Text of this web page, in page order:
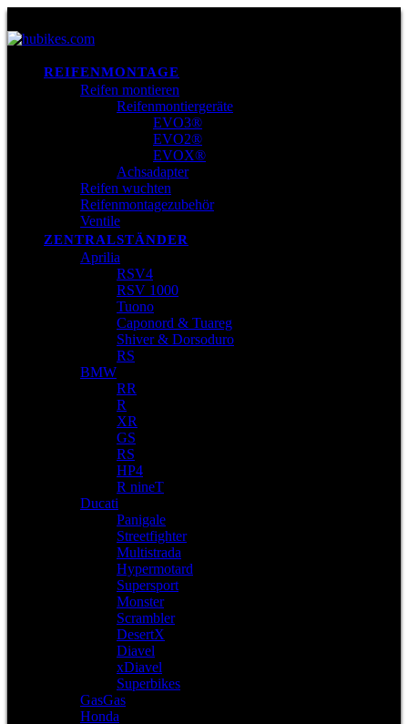
REIFENMONTAGE
Reifen montieren
Reifenmontiergeräte
EVO3®
EVO2®
EVOX®
Achsadapter
Reifen wuchten
Reifenmontagezubehör
Ventile
ZENTRALSTÄNDER
Aprilia
RSV4
RSV 1000
Tuono
Caponord & Tuareg
Shiver & Dorsoduro
RS
BMW
RR
R
XR
GS
RS
HP4
R nineT
Ducati
Panigale
Streetfighter
Multistrada
Hypermotard
Supersport
Monster
Scrambler
DesertX
Diavel
xDiavel
Superbikes
GasGas
Honda